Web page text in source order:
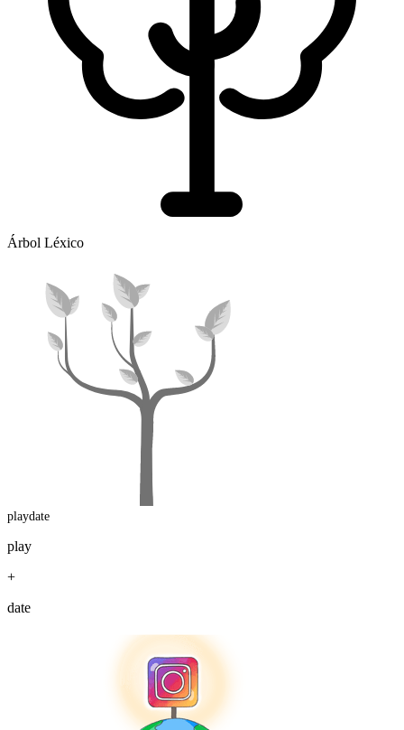
Árbol Léxico
playdate
play
+
date